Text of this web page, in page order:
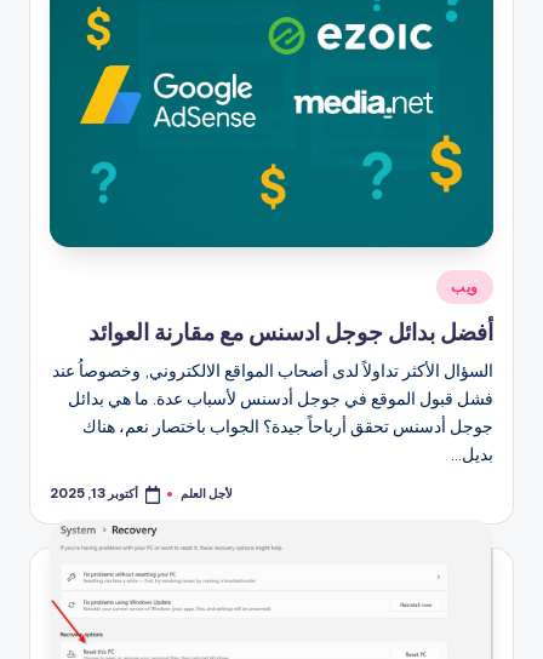
نُشر
في
ويب
أفضل بدائل جوجل ادسنس مع مقارنة العوائد
السؤال الأكثر تداولاً لدى أصحاب المواقع الالكتروني, وخصوصاُ عند
فشل قبول الموقع في جوجل أدسنس لأسباب عدة. ما هي بدائل
جوجل أدسنس تحقق أرباحاً جيدة؟ الجواب باختصار نعم، هناك
بديل…
تمّ
لأجل العلم أكتوبر 13, 2025